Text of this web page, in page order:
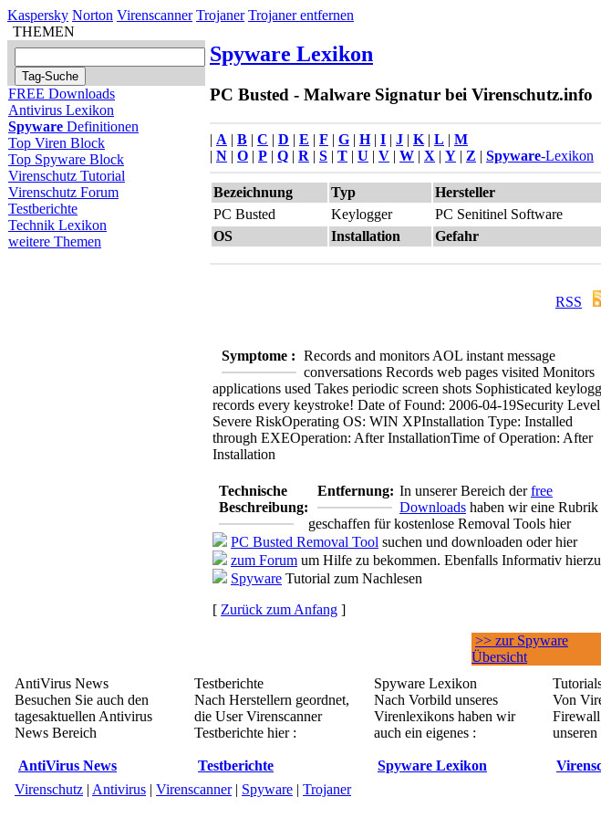
Kaspersky Norton Virenscanner Trojaner Trojaner entfernen
THEMEN
FREE Downloads
Antivirus Lexikon
Spyware Definitionen
Top Viren Block
Top Spyware Block
Virenschutz Tutorial
Virenschutz Forum
Testberichte
Technik Lexikon
weitere Themen
Spyware Lexikon
PC Busted - Malware Signatur bei Virenschutz.info
| A | B | C | D | E | F | G | H| I | J | K | L | M
| N | O | P | Q | R | S | T | U | V | W | X | Y | Z | Spyware-Lexikon
Bezeichnung Typ
Hersteller
PC Busted
Keylogger
PC Senitinel Software
OS
Installation Gefahr
RSS
Symptome : Records and monitors AOL instant message
conversations Records web pages visited Monitors
applications used Takes periodic screen shots Sophisticated
records every keystroke! Date of Found: 2006-04-19Security
Severe RiskOperating OS: WIN XPInstallation Type: Installed
through EXEOperation: After InstallationTime of Operation: After
Installation
Technische
Beschreibung:
Entfernung: In unserer Bereich derfree
Downloads haben wir eine Rubrik
geschaffen für kostenlose Removal Tools hier
PC Busted Removal Tool suchen und downloaden oder hier
zum Forum um Hilfe zu bekommen. Ebenfalls Informativ hierzu
Spyware Tutorial zum Nachlesen
[ Zurück zum Anfang ]
>> zur Spyware
Übersicht
AntiVirus News
Besuchen Sie auch den
tagesaktuellen Antivirus
News Bereich
AntiVirus News
Testberichte
Nach Herstellern geordnet,
die User Virenscanner
Testberichte hier :
Testberichte
Spyware Lexikon
Nach Vorbild unseres
Virenlexikons haben wir
auch ein eigenes :
Spyware Lexikon
Von
Virenschutz | Antivirus | Virenscanner| Spyware | Trojaner